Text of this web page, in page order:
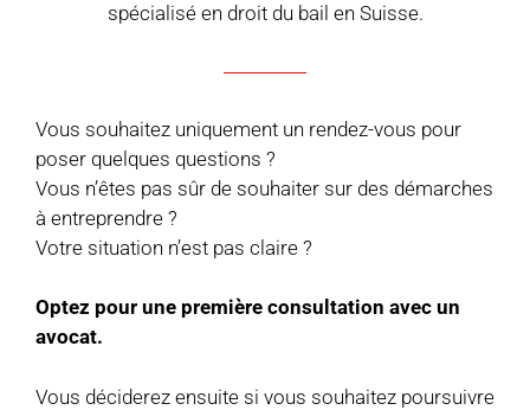
spécialisé en droit du bail en Suisse.
Vous souhaitez uniquement un rendez-vous pour
poser quelques questions ?
Vous n’êtes pas sûr de souhaiter sur des démarches
à entreprendre ?
Votre situation n’est pas claire ?
Optez pour une première consultation avec un
avocat.
Vous déciderez ensuite si vous souhaitez poursuivre